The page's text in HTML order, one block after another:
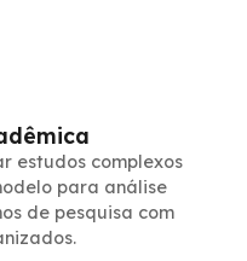
estudos complexos
para análise
de pesquisa com